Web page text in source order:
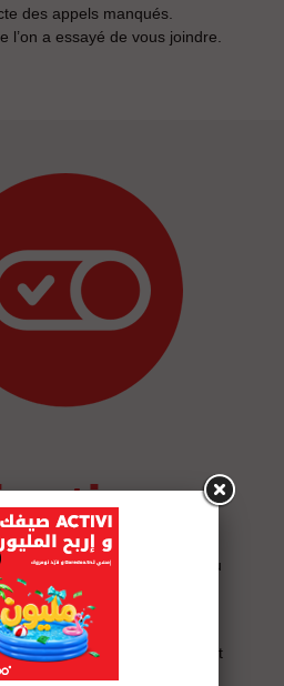
des appels manqués.
l’on a essayé de vous joindre.
nécessaire pour bénéficier du
en composant *146#, en
vers le 1101 ou en tapant